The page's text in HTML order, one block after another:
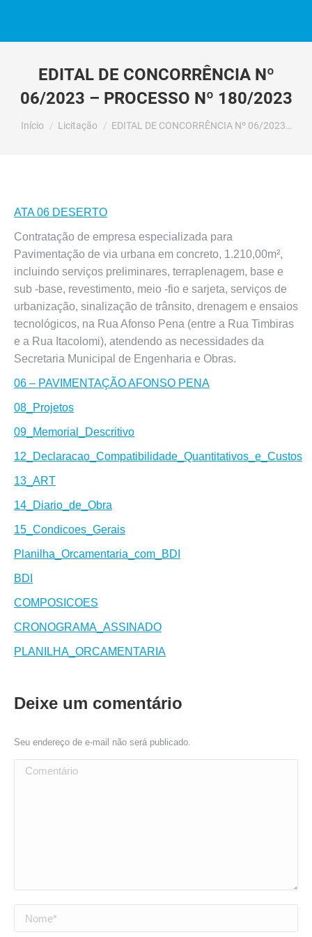
EDITAL DE CONCORRÊNCIA Nº
06/2023 – PROCESSO Nº 180/2023
Você está aqui:
Início Licitação EDITAL DE CONCORRÊNCIA Nº 06/2023…
ATA 06 DESERTO
Contratação de empresa especializada para
Pavimentação de via urbana em concreto, 1.210,00m²,
incluindo serviços preliminares, terraplenagem, base e
sub -base, revestimento, meio -fio e sarjeta, serviços de
urbanização, sinalização de trânsito, drenagem e ensaios
tecnológicos, na Rua Afonso Pena (entre a Rua Timbiras
e a Rua Itacolomi), atendendo as necessidades da
Secretaria Municipal de Engenharia e Obras.
06 – PAVIMENTAÇÃO AFONSO PENA
08_Projetos
09_Memorial_Descritivo
12_Declaracao_Compatibilidade_Quantitativos_e_Custos
13_ART
14_Diario_de_Obra
15_Condicoes_Gerais
Planilha_Orcamentaria_com_BDI
BDI
COMPOSICOES
CRONOGRAMA_ASSINADO
PLANILHA_ORCAMENTARIA
Deixe um comentário
Seu endereço de e-mail não será publicado.
Comentário
Nome *